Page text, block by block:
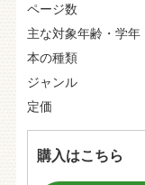
ページ数
主な対象年齢・学年
本の種類
ジャンル
定価
購入はこちら